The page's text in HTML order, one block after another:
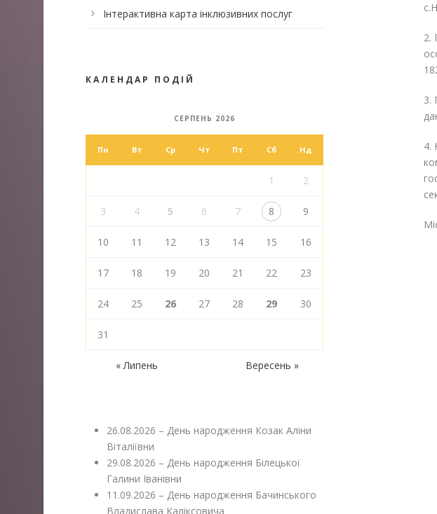
2.
3.
4.
Інтерактивна карта інклюзивних послуг
КАЛЕНДАР ПОДІЙ
СЕРПЕНЬ 2026
Пн Вт Ср Чт Пт Сб Нд
1 2
3 4 5 6 7 8 9
10 11 12 13 14 15 16
17 18 19 20 21 22 23
24 25 26 27 28 29 30
31
« Липень Вересень »
26.08.2026 – День народження Козак Аліни
Віталіївни
29.08.2026 – День народження Білецької
Галини Іванівни
11.09.2026 – День народження Бачинського
Владислава Каліксовича